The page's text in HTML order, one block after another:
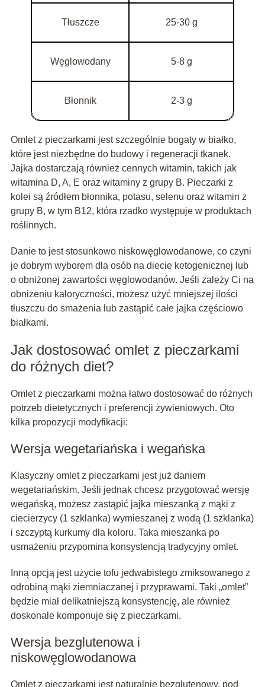
Tłuszcze 25-30 g
Węglowodany 5-8 g
Błonnik 2-3 g
Omlet z pieczarkami jest szczególnie bogaty w białko,
które jest niezbędne do budowy i regeneracji tkanek.
Jajka dostarczają również cennych witamin, takich jak
witamina D, A, E oraz witaminy z grupy B. Pieczarki z
kolei są źródłem błonnika, potasu, selenu oraz witamin z
grupy B, w tym B12, która rzadko występuje w produktach
roślinnych.
Danie to jest stosunkowo niskowęglowodanowe, co czyni
je dobrym wyborem dla osób na diecie ketogenicznej lub
o obniżonej zawartości węglowodanów. Jeśli zależy Ci na
obniżeniu kaloryczności, możesz użyć mniejszej ilości
tłuszczu do smażenia lub zastąpić całe jajka częściowo
białkami.
Jak dostosować omlet z pieczarkami
do różnych diet?
Omlet z pieczarkami można łatwo dostosować do różnych
potrzeb dietetycznych i preferencji żywieniowych. Oto
kilka propozycji modyfikacji:
Wersja wegetariańska i wegańska
Klasyczny omlet z pieczarkami jest już daniem
wegetariańskim. Jeśli jednak chcesz przygotować wersję
wegańską, możesz zastąpić jajka mieszanką z mąki z
ciecierzycy (1 szklanka) wymieszanej z wodą (1 szklanka)
i szczyptą kurkumy dla koloru. Taka mieszanka po
usmażeniu przypomina konsystencją tradycyjny omlet.
Inną opcją jest użycie tofu jedwabistego zmiksowanego z
odrobiną mąki ziemniaczanej i przyprawami. Taki „omlet”
będzie miał delikatniejszą konsystencję, ale również
doskonale komponuje się z pieczarkami.
Wersja bezglutenowa i
niskowęglowodanowa
Omlet z pieczarkami jest naturalnie bezglutenowy, pod